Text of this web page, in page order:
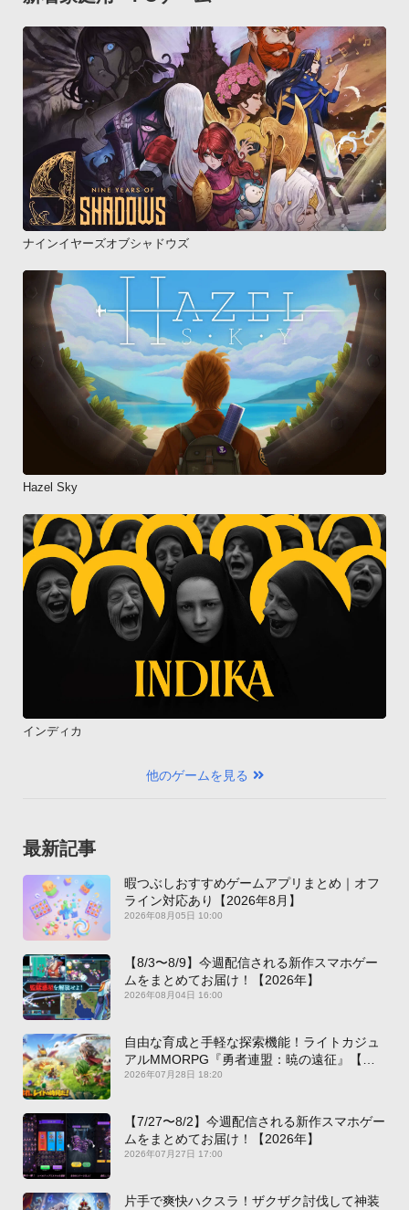
ナインイヤーズオブシャドウズ
Hazel Sky
インディカ
他のゲームを見る
最新記事
暇つぶしおすすめゲームアプリまとめ｜オフ
ライン対応あり【2026年8月】
2026年08月05日 10:00
【8/3〜8/9】今週配信される新作スマホゲー
ムをまとめてお届け！【2026年】
2026年08月04日 16:00
自由な育成と手軽な探索機能！ライトカジュ
アルMMORPG『勇者連盟：暁の遠征』【最
新作PICKUP】
2026年07月28日 18:20
【7/27〜8/2】今週配信される新作スマホゲー
ムをまとめてお届け！【2026年】
2026年07月27日 17:00
片手で爽快ハクスラ！ザクザク討伐して神装